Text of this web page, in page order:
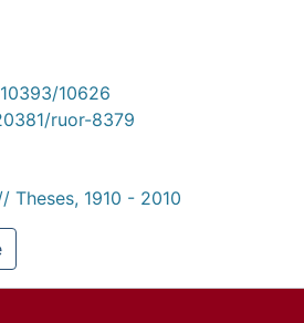
10626
ruor-8379
Theses, 1910 - 2010